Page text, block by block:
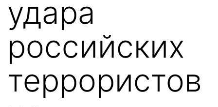
удара
российских
террористов